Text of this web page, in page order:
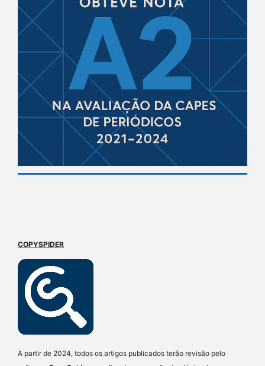
COPYSPIDER
A partir de 2024, todos os artigos publicados terão revisão pelo